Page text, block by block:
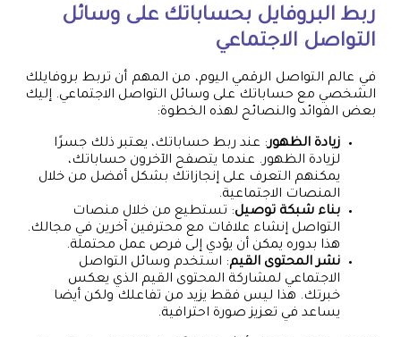
ربط البروفايل بحساباتك على وسائل
التواصل الاجتماعي
في عالم التواصل الرقمي اليوم، من المهم أن تربط بروفايلك
الشخصي مع حساباتك على وسائل التواصل الاجتماعي. إليك
بعض الفوائد والنصائح لهذه الخطوة:
زيادة الظهور: عند ربط حساباتك، يعتبر ذلك جسرًا
لزيادة الظهور. عندما يتصفح الآخرون حساباتك،
يمكنهم التعرف على إنجازاتك بشكل أفضل من خلال
المنصات الاجتماعية.
بناء شبكة توصيل: تستطيع من خلال منصات
التواصل إنشاء علاقات مع محترفين آخرين في مجالك.
هذا بدوره يمكن أن يؤدي إلى فرص عمل محتملة.
نشر المحتوى القيم: استخدم وسائل التواصل
الاجتماعي لمشاركة المحتوى القيم الذي يعكس
خبرتك. هذا ليس فقط يزيد من تفاعلك ولكن أيضا
يساعد في تعزيز صورة احترافية.